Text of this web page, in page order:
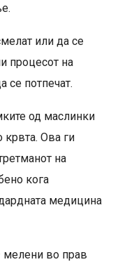
или да се
процесот на
се потпечат.
од маслинки
крвта. Ова ги
на
кога
медицина
мелени во прав